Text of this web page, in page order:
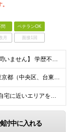
問 ベテランOK
月 面接1回
【過去の経歴・学歴は一切問いません】 学歴不問・職種未経験歓迎・業種未経験歓迎 第二新卒・ブランクがある方も歓迎 ・普通自動車運転免許（AT限定可）をお持ちの方 Lお客様先へは社用車で訪問しますが
■月給401,820円以上 ※東京都（中央区、台東区、世田谷区、中野区、豊島区） ■月給386,820円以上 ※東京都（23区以外）、神奈川県、愛知県〈名古屋市〉、大阪府、京都府、兵庫県、滋賀県
★Iターン・Uターン歓迎★自宅に近いエリアを選べます 東京/大阪/愛知/神奈川/埼玉/福岡/北海道/山形/茨城/群馬/千葉/山梨/岐阜/静岡/長野/富山/石川/福井/三重/滋賀/京都/兵庫/島根/岡山
討中に入れる